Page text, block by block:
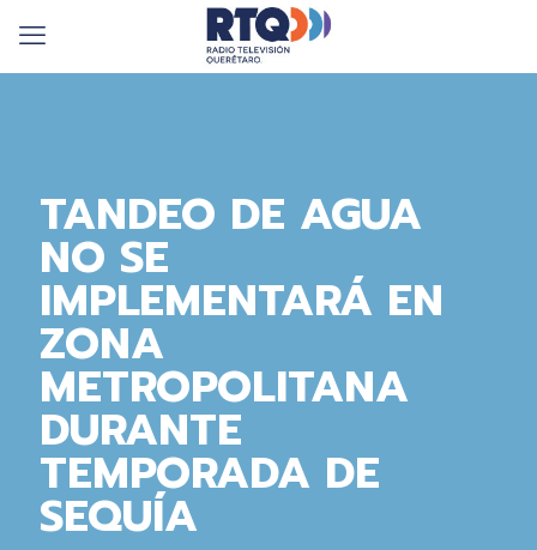
TANDEO DE AGUA
NO SE
IMPLEMENTARÁ EN
ZONA
METROPOLITANA
DURANTE
TEMPORADA DE
SEQUÍA